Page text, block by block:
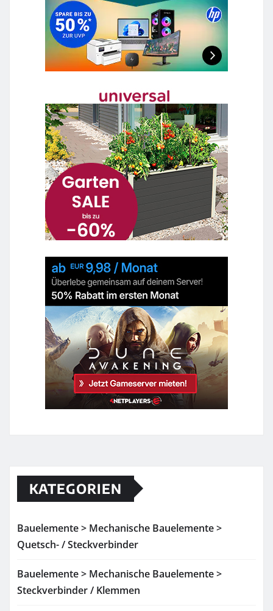
KATEGORIEN
Bauelemente > Mechanische Bauelemente >
Quetsch- / Steckverbinder
Bauelemente > Mechanische Bauelemente >
Steckverbinder / Klemmen